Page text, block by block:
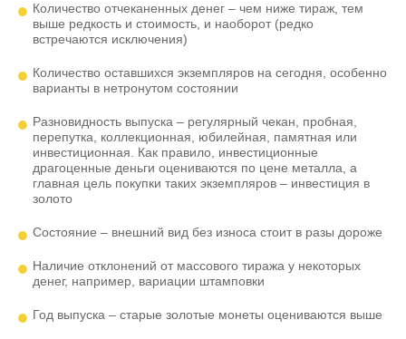
Количество отчеканенных денег – чем ниже тираж, тем
выше редкость и стоимость, и наоборот (редко
встречаются исключения)
Количество оставшихся экземпляров на сегодня, особенно
варианты в нетронутом состоянии
Разновидность выпуска – регулярный чекан, пробная,
перепутка, коллекционная, юбилейная, памятная или
инвестиционная. Как правило, инвестиционные
драгоценные деньги оцениваются по цене металла, а
главная цель покупки таких экземпляров – инвестиция в
золото
Состояние – внешний вид без износа стоит в разы дороже
Наличие отклонений от массового тиража у некоторых
денег, например, вариации штамповки
Год выпуска – старые золотые монеты оцениваются выше